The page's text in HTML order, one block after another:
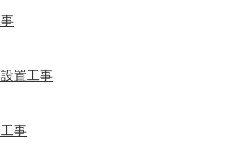
置工事
事